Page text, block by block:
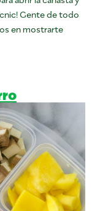
Gente de todo
en mostrarte